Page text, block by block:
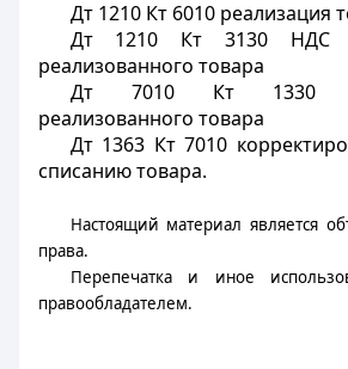
Дт 1210 Кт 6010 реализация
Дт 1210 Кт 3130 НДС
реализованного товара
Дт 7010 Кт 1330
реализованного товара
Дт 1363 Кт 7010
списанию товара.
Настоящий материал является
права.
Перепечатка и иное
правообладателем.